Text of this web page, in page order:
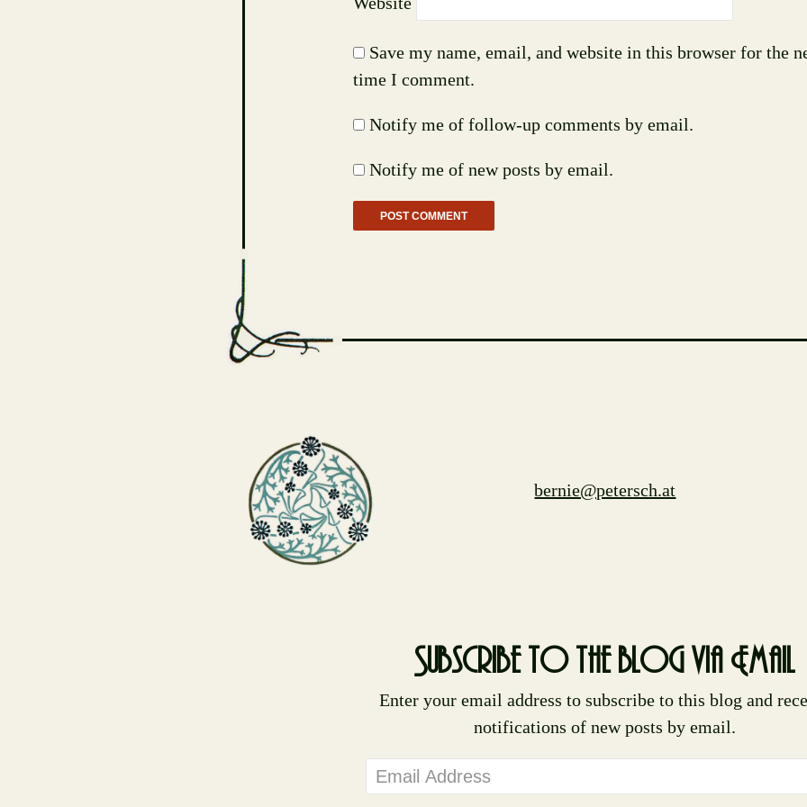
Save my name, email, and website in this browser for the
time I comment.
Notify me of follow-up comments by email.
Notify me of new posts by email.
bernie@petersch.at
Subscribe to the blog via Email
Enter your email address to subscribe to this blog and
notifications of new posts by email.
Email
Address